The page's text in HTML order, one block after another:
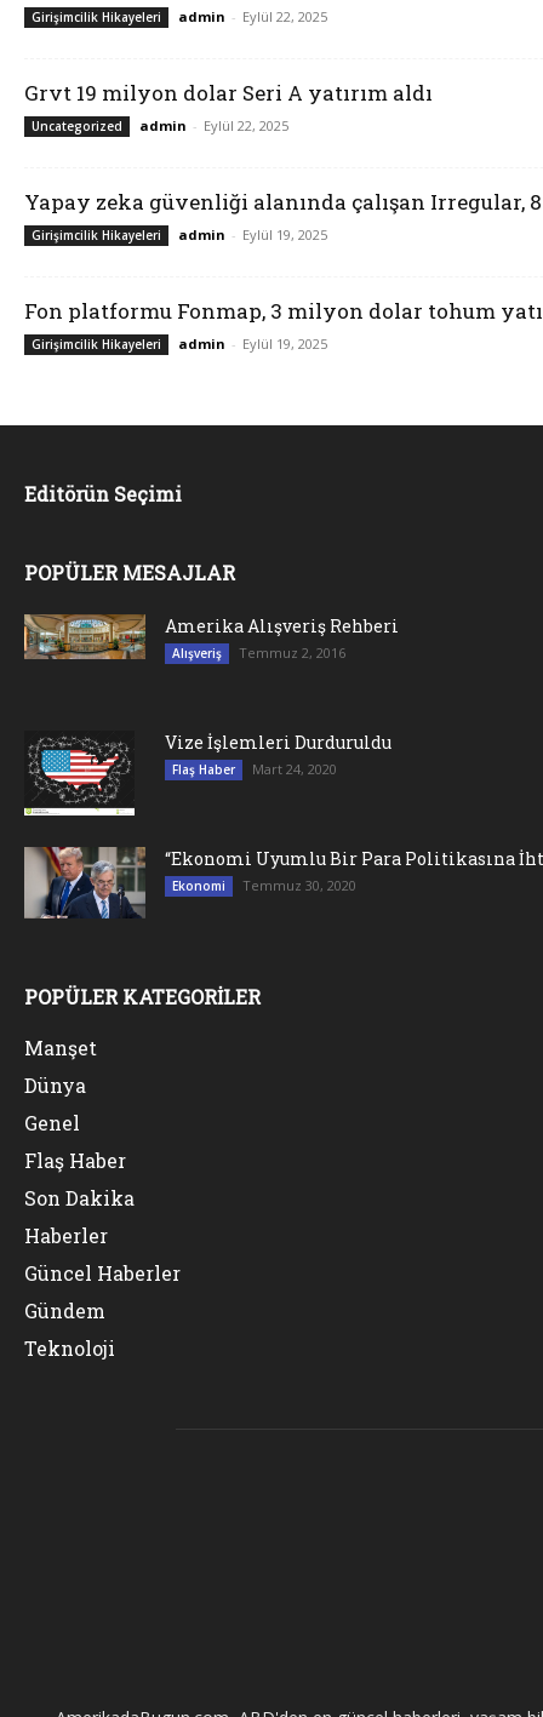
Girişimcilik Hikayeleri admin - Eylül 22, 2025
Grvt 19 milyon dolar Seri A yatırım aldı
Uncategorized admin - Eylül 22, 2025
Yapay zeka güvenliği alanında çalışan Irregular,
Girişimcilik Hikayeleri admin - Eylül 19, 2025
Fon platformu Fonmap, 3 milyon dolar tohum
Girişimcilik Hikayeleri admin - Eylül 19, 2025
Editörün Seçimi
POPÜLER MESAJLAR
Amerika Alışveriş Rehberi
Alışveriş Temmuz 2, 2016
Vize İşlemleri Durduruldu
Flaş Haber Mart 24, 2020
“Ekonomi Uyumlu Bir Para Politikasına
Ekonomi Temmuz 30, 2020
POPÜLER KATEGORİLER
Manşet
Dünya
Genel
Flaş Haber
Son Dakika
Haberler
Güncel Haberler
Gündem
Teknoloji